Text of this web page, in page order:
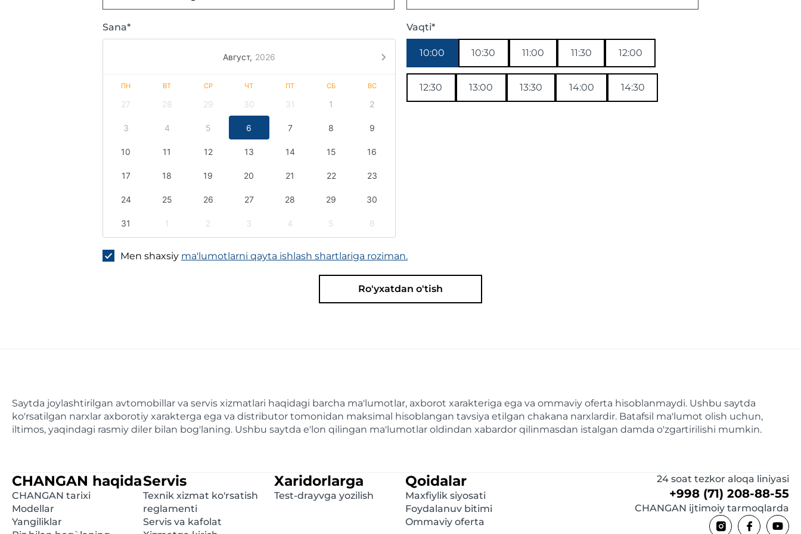
Sana*
Август, 2026
ПН ВТ СР ЧТ ПТ СБ ВС
27 28 29 30 31 1 2
3 4 5 6 7 8 9
10 11 12 13 14 15 16
17 18 19 20 21 22 23
24 25 26 27 28 29 30
31 1 2 3 4 5 6
Vaqti*
10:00 10:30 11:00 11:30 12:00
12:30 13:00 13:30 14:00 14:30
Men shaxsiy ma'lumotlarni qayta ishlash shartlariga roziman.
Ro'yxatdan o'tish
Saytda joylashtirilgan avtomobillar va servis xizmatlari haqidagi barcha ma'lumotlar, axborot xarakteriga ega va ommaviy oferta hisoblanmaydi. Ushbu saytda
ko'rsatilgan narxlar axborotiy xarakterga ega va distributor tomonidan maksimal hisoblangan tavsiya etilgan chakana narxlardir. Batafsil ma'lumot olish uchun,
iltimos, yaqindagi rasmiy diler bilan bog'laning. Ushbu saytda e'lon qilingan ma'lumotlar oldindan xabardor qilinmasdan istalgan damda o'zgartirilishi mumkin.
CHANGAN haqida
CHANGAN tarixi
Modellar
Yangiliklar
Servis
Texnik xizmat ko'rsatish
reglamenti
Servis va kafolat
Xaridorlarga
Test-drayvga yozilish
Qoidalar
Maxfiylik siyosati
Foydalanuv bitimi
Ommaviy oferta
24 soat tezkor aloqa liniyasi
+998 (71) 208-88-55
CHANGAN ijtimoiy tarmoqlarda